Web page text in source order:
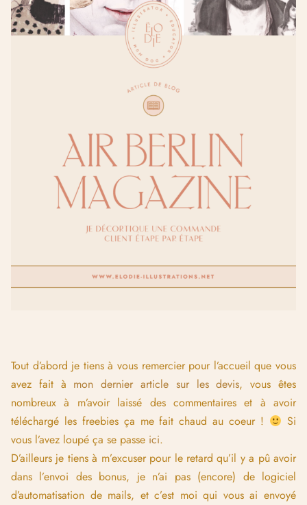
Tout d’abord je tiens à vous remercier pour l’accueil que vous
avez fait à mon dernier article sur les devis, vous êtes
nombreux à m’avoir laissé des commentaires et à avoir
téléchargé les freebies ça me fait chaud au coeur !
Si
vous l’avez loupé ça se passe ici.
D’ailleurs je tiens à m’excuser pour le retard qu’il y a pû avoir
dans l’envoi des bonus, je n’ai pas (encore) de logiciel
d’automatisation de mails, et c’est moi qui vous ai envoyé